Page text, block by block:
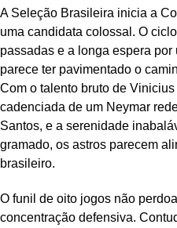
A Seleção Brasileira inicia a
uma candidata colossal. O
passadas e a longa espera
parece ter pavimentado o
Com o talento bruto de
cadenciada de um Neymar
Santos, e a serenidade
gramado, os astros parecem
brasileiro.
O funil de oito jogos não
concentração defensiva.